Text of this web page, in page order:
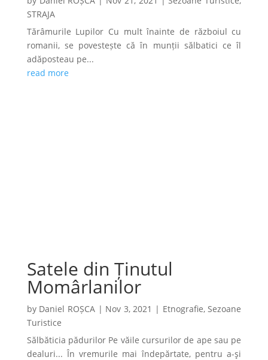
STRAJA
Tărâmurile Lupilor Cu mult înainte de războiul cu
romanii, se povestește că în munții sălbatici ce îl
adăposteau pe...
read more
Satele din Ținutul
Momârlanilor
by Daniel ROȘCA | Nov 3, 2021 | Etnografie, Sezoane
Turistice
Sălbăticia pădurilor Pe văile cursurilor de ape sau pe
dealuri... În vremurile mai îndepărtate, pentru a-şi